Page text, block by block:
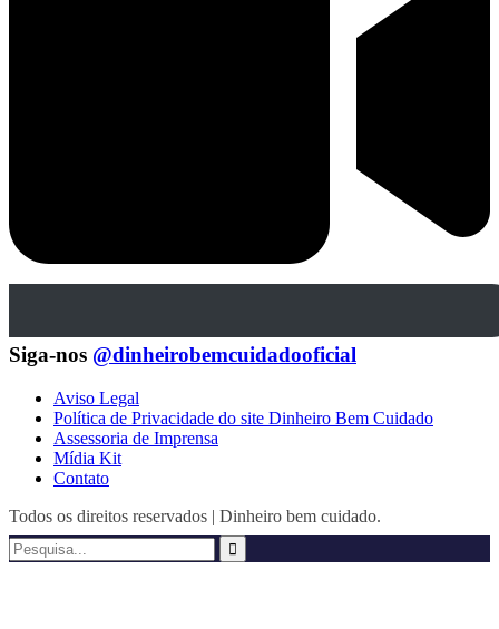
Siga-nos @dinheirobemcuidadooficial
Aviso Legal
Política de Privacidade do site Dinheiro Bem Cuidado
Assessoria de Imprensa
Mídia Kit
Contato
Todos os direitos reservados | Dinheiro bem cuidado.